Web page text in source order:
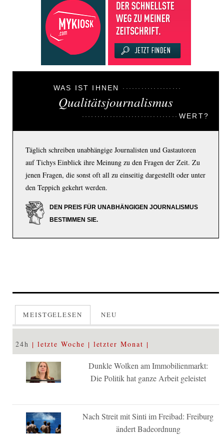
WAS IST IHNEN
Qualitätsjournalismus
WERT?
Täglich schreiben unabhängige Journalisten und Gastautoren
auf Tichys Einblick ihre Meinung zu den Fragen der Zeit. Zu
jenen Fragen, die sonst oft all zu einseitig dargestellt oder unter
den Teppich gekehrt werden.
DEN PREIS FÜR UNABHÄNGIGEN JOURNALISMUS
BESTIMMEN SIE.
MEISTGELESEN NEU
24h letzte Woche letzter Monat
Dunkle Wolken am Immobilienmarkt:
Die Politik hat ganze Arbeit geleistet
Nach Streit mit Sinti im Freibad: Freiburg
ändert Badeordnung